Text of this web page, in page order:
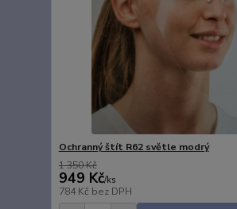
Ochranný štít R62 světle modrý
1 350 Kč
949 Kč/ks
784 Kč bez DPH